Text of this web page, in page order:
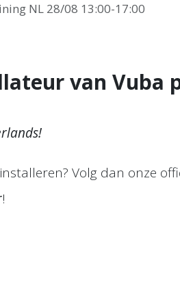
NL 28/08 13:00-17:00
van Vuba
Volg dan onze
!